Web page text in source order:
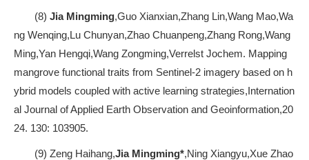
(8) Jia Mingming,Guo Xianxian,Zhang Lin,Wang Mao,Wa
ng Wenqing,Lu Chunyan,Zhao Chuanpeng,Zhang Rong,Wang
Ming,Yan Hengqi,Wang Zongming,Verrelst Jochem. Mapping
mangrove functional traits from Sentinel-2 imagery based on h
ybrid models coupled with active learning strategies,Internation
al Journal of Applied Earth Observation and Geoinformation,20
24. 130: 103905.
(9) Zeng Haihang,Jia Mingming*,Ning Xiangyu,Xue Zhao